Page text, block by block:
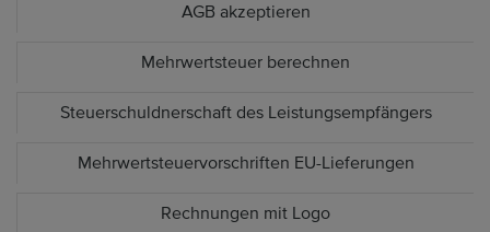
AGB akzeptieren
Mehrwertsteuer berechnen
Steuerschuldnerschaft des Leistungsempfängers
Mehrwertsteuervorschriften EU-Lieferungen
Rechnungen mit Logo